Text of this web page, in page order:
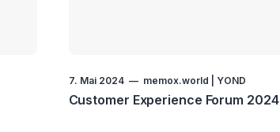
7. Mai 2024 memox.world | YOND
Customer Experience Forum 2024